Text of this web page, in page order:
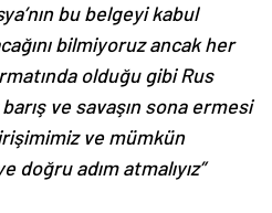
bu belgeyi kabul
bilmiyoruz ancak her
olduğu gibi Rus
ve savaşın sona ermesi
ve mümkün
doğru adım atmalıyız”